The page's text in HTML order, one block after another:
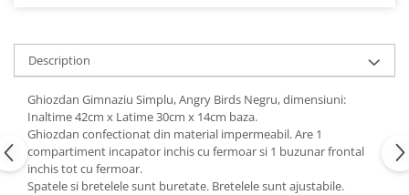
Description
Ghiozdan Gimnaziu Simplu, Angry Birds Negru, dimensiuni:
Inaltime 42cm x Latime 30cm x 14cm baza.
Ghiozdan confectionat din material impermeabil. Are 1
compartiment incapator inchis cu fermoar si 1 buzunar frontal
inchis tot cu fermoar.
Spatele si bretelele sunt buretate. Bretelele sunt ajustabile.